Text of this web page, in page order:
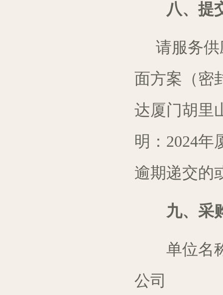
八、提
请服务供
面方案（密
达厦门胡里
明： 2024年
逾期递交的
九、采
单位名
公司